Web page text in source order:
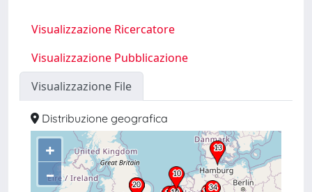
Visualizzazione Ricercatore
Visualizzazione Pubblicazione
Visualizzazione File
Distribuzione geografica
+
–